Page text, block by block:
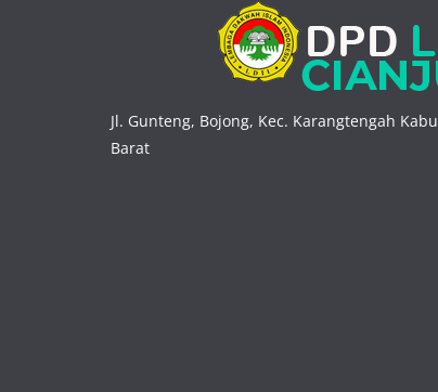
Jl. Gunteng, Bojong, Kec. Karangtengah
Barat